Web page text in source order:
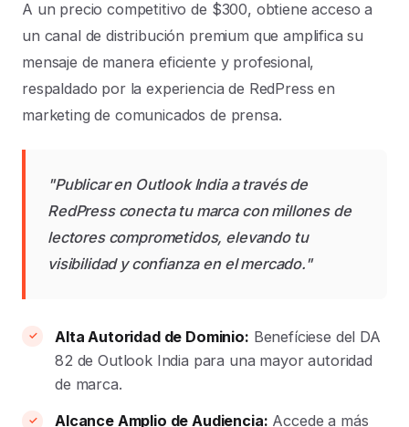
A un precio competitivo de $300, obtiene acceso a
un canal de distribución premium que amplifica su
mensaje de manera eficiente y profesional,
respaldado por la experiencia de RedPress en
marketing de comunicados de prensa.
"Publicar en Outlook India a través de
RedPress conecta tu marca con millones de
lectores comprometidos, elevando tu
visibilidad y confianza en el mercado."
Alta Autoridad de Dominio: Benefíciese del DA
82 de Outlook India para una mayor autoridad
de marca.
Alcance Amplio de Audiencia: Accede a más